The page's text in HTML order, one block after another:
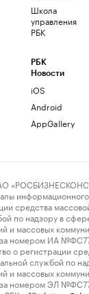
Школа
управления
РБК
РБК
Новости
iOS
Android
AppGallery
информационного
средства
по надзору в
и массовых
номером ИА
о регистрации
службой по
и массовых
номером ЭЛ